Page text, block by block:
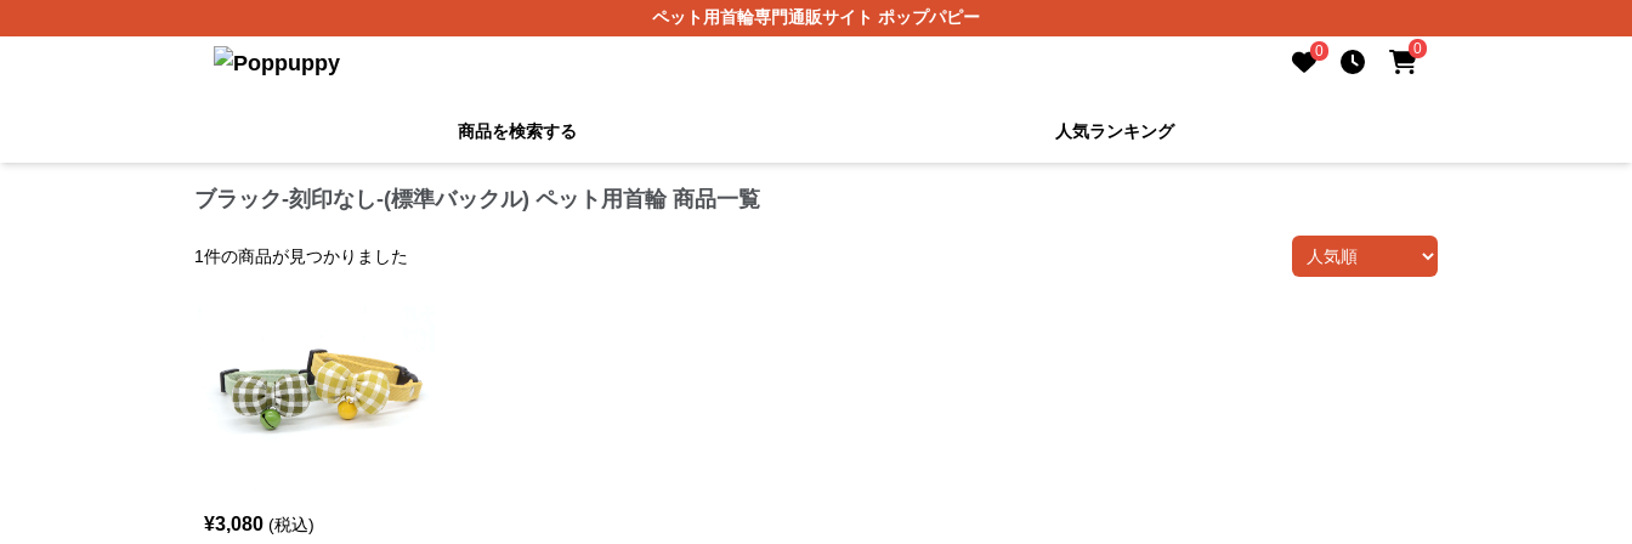
ペット用首輪専門通販サイト ポップパピー
0 0
商品を検索する 人気ランキング
ブラック-刻印なし-(標準バックル) ペット用首輪 商品一覧
1件の商品が見つかりました
¥3,080 (税込)